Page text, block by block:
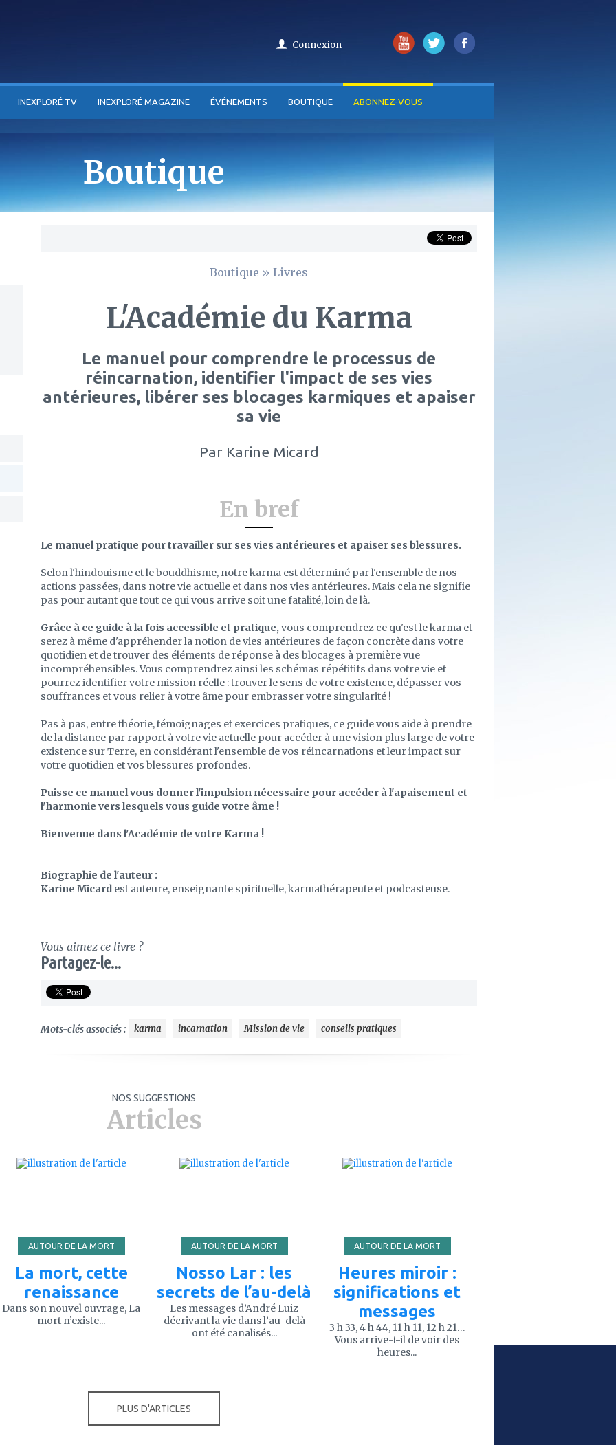
Connexion
INEXPLORÉ TV INEXPLORÉ MAGAZINE ÉVÉNEMENTS BOUTIQUE ABONNEZ-VOUS
Boutique
Boutique » Livres
L'Académie du Karma
Le manuel pour comprendre le processus de
réincarnation, identifier l'impact de ses vies
antérieures, libérer ses blocages karmiques et apaiser
sa vie
ParKarine Micard
En bref
Le manuel pratique pour travailler sur ses vies antérieures et apaiser ses blessures.
Selon l'hindouisme et le bouddhisme, notre karma est déterminé par l'en­semble de nos
actions passées, dans notre vie actuelle et dans nos vies antérieures. Mais cela ne signifie
pas pour autant que tout ce qui vous arrive soit une fatalité, loin de là.
Grâce à ce guide à la fois accessible et pratique,vous comprendrez ce qu'est le karma et
serez à même d'appréhender la notion de vies antérieures de façon concrète dans votre
quotidien et de trouver des éléments de réponse à des blo­cages à première vue
incompréhensibles. Vous comprendrez ainsi les schémas répétitifs dans votre vie et
pourrez identifier votre mission réelle : trouver le sens de votre existence, dépasser vos
souffrances et vous relier à votre âme pour embrasser votre singularité !
Pas à pas, entre théorie, témoignages et exercices pratiques, ce guide vous aide à prendre
de la distance par rapport à votre vie actuelle pour accéder à une vision plus large de votre
existence sur Terre, en considérant l'ensemble de vos réincarnations et leur impact sur
votre quotidien et vos blessures profondes.
Puisse ce manuel vous donner l'impulsion nécessaire pour accéder à l'apaisement et
l'harmonie vers lesquels vous guide votre âme !
Bienvenue dans l'Académie de votre Karma !
Biographie de l'auteur :
Karine Micard est auteure, enseignante spirituelle, karmathérapeute et podcasteuse.
Vous aimez ce livre ?
Partagez-le...
Mots-clés associés : karma incarnation Mission de vie conseils pratiques
NOS SUGGESTIONS
Articles
AUTOUR DE LA MORT
La mort, cette
renaissance
Dans son nouvel ouvrage, La
mort n’existe...
AUTOUR DE LA MORT
Nosso Lar : les
secrets de l’au-delà
Les messages d’André Luiz
décrivant la vie dans l’au-delà
ont été canalisés...
AUTOUR DE LA MORT
Heures miroir :
significations et
messages
3 h 33, 4 h 44, 11 h 11, 12 h 21…
Vous arrive-t-il de voir des
heures...
PLUS D'ARTICLES